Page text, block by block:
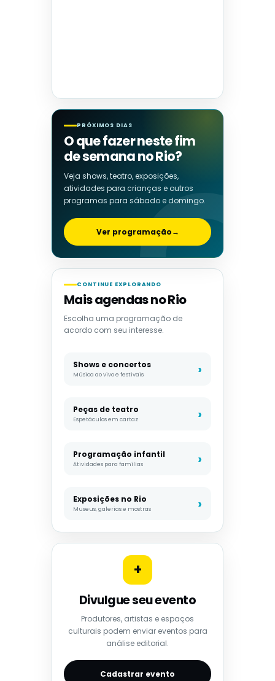
PRÓXIMOS DIAS
O que fazer neste fim
de semana no Rio?
Veja shows, teatro, exposições,
atividades para crianças e outros
programas para sábado e domingo.
Ver programação→
CONTINUE EXPLORANDO
Mais agendas no Rio
Escolha uma programação de
acordo com seu interesse.
Shows e concertos
Música ao vivo e festivais
Peças de teatro
Espetáculos em cartaz
Programação infantil
Atividades para famílias
Exposições no Rio
Museus, galerias e mostras
+
Divulgue seu evento
Produtores, artistas e espaços
culturais podem enviar eventos para
análise editorial.
Cadastrar evento